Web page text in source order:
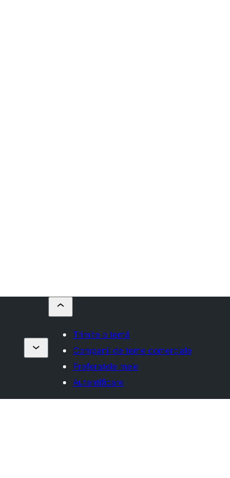
Trimite o temă
Companii de teme comerciale
Preferatele mele
Autentificare